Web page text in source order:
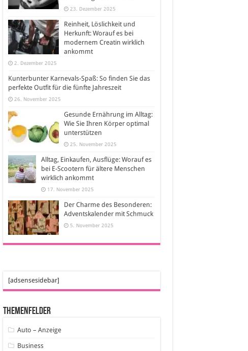
23. Dezember 2025
Reinheit, Löslichkeit und
Herkunft: Worauf es bei
modernem Creatin wirklich
ankommt
2. Dezember 2025
Kunterbunter Karnevals-Spaß: So finden Sie das
perfekte Outfit für die fünfte Jahreszeit
26. November 2025
Gesunde Ernährung im Alltag:
Wie Sie Ihren Körper optimal
unterstützen
25. November 2025
Alltag, Einkaufen, Ausflüge: Worauf es
bei E-Scootern für ältere Menschen
wirklich ankommt
17. November 2025
Der Charme des Besonderen:
Adventskalender mit Schmuck
5. November 2025
[adsensesidebar]
Themenfelder
Auto – Anzeige
Business